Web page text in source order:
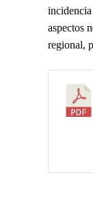
aspectos
regional,